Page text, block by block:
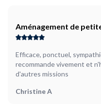
Aménagement de
stockage
Efficace, ponctuel,
recommande vivement et
d'autres missions
Christine A